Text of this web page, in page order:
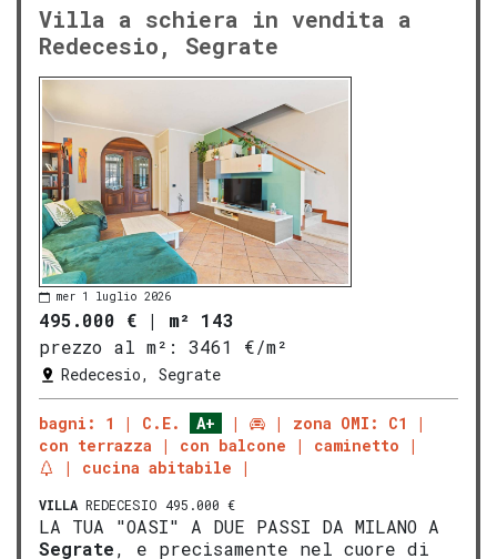
Villa a schiera in vendita a
Redecesio, Segrate
mer 1 luglio 2026
495.000 € | m² 143
prezzo al m²:
3461 €/m²
Redecesio, Segrate
bagni: 1 C.E. A+
zona OMI: C1
con terrazza
con balcone
caminetto
cucina abitabile
VILLA REDECESIO 495.000 €
LA TUA "OASI" A DUE PASSI DA MILANO A
Segrate, e precisamente nel cuore di